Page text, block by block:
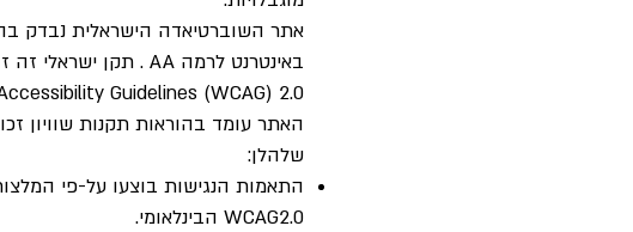
Guidelines (WCAG) 2.0.
שלהלן:
WCAG2.0 הבינלאומי.